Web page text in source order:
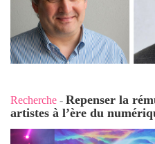
Recherche - Repenser la
artistes à l’ère du